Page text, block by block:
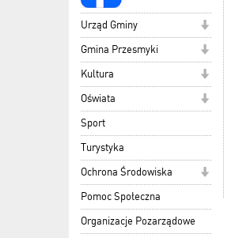
Urząd Gminy
Gmina Przesmyki
Kultura
Oświata
Sport
Turystyka
Ochrona Środowiska
Pomoc Społeczna
Organizacje Pozarządowe